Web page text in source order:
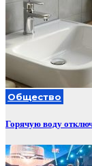
Общество
Горячую воду